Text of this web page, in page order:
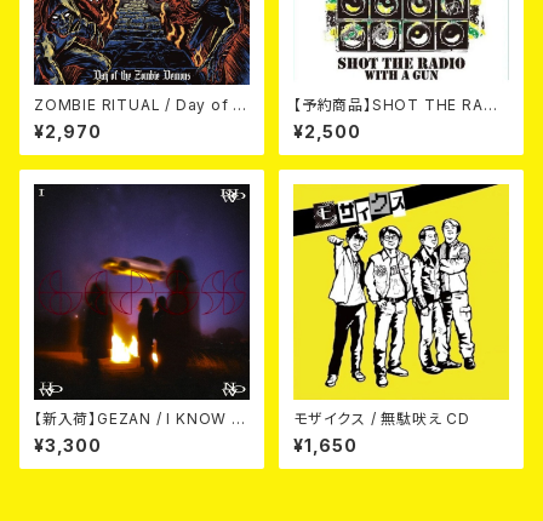
ZOMBIE RITUAL / Day of th
e Zombie Demons
¥2,970
【予約商品】SHOT THE RADI
O WITH A GUN / SOUND RI
OT (CD)【8月８日発売】
¥2,500
【新入荷】GEZAN / I KNOW H
OW NOW (CD)
¥3,300
モザイクス / 無駄吠え CD
¥1,650